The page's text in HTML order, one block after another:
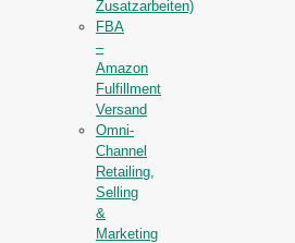
Zusatzarbeiten)
FBA
–
Amazon
Fulfillment
Versand
Omni-
Channel
Retailing,
Selling
&
Marketing